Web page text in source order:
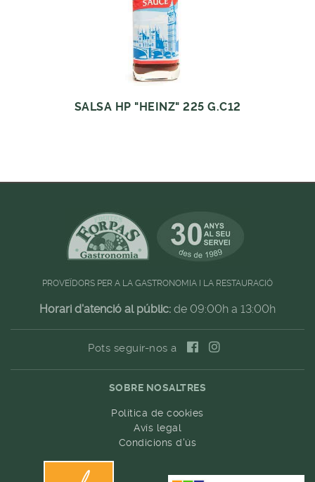
SALSA HP "HEINZ" 225 G.C12
PROVEÏDORS PER A LA GASTRONOMIA I LA RESTAURACIÓ
Horari d'atenció al públic: de 09:00h a 13:00h
Pots seguir-nos a
SOBRE NOSALTRES
Política de cookies
Avís legal
Condicions d'ús